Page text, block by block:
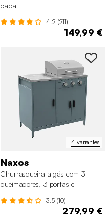
capa
4.2 (211)
149,99 €
4 variantes
Naxos
Churrasqueira a gás com 3
queimadores, 3 portas e
3.5 (10)
279,99 €